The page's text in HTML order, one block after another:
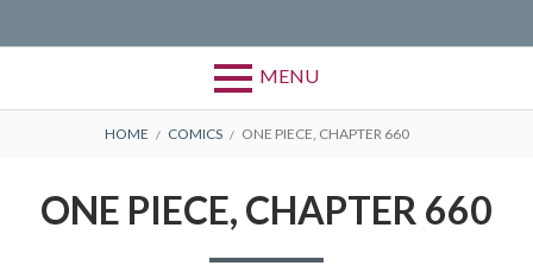
MENU
Primary
ONE PIECE
BREADCRUMBS
HOME COMICS ONE PIECE, CHAPTER 660
ONE PIECE, CHAPTER 660